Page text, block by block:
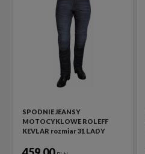
SPODNIE JEANSY
MOTOCYKLOWE ROLEFF
KEVLAR rozmiar 31 LADY